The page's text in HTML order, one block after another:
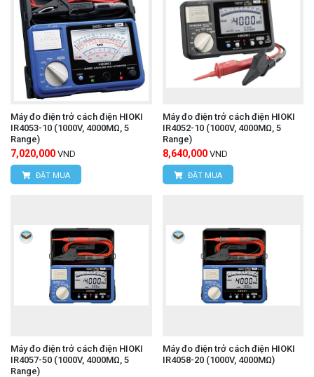
Máy đo điện trở cách điện HIOKI
IR4053-10 (1000V, 4000MΩ, 5
Range)
7,020,000 VND
ĐẶT MUA
Máy đo điện trở cách điện HIOKI
IR4052-10 (1000V, 4000MΩ, 5
Range)
8,640,000 VND
ĐẶT MUA
Máy đo điện trở cách điện HIOKI
IR4057-50 (1000V, 4000MΩ, 5
Range)
Máy đo điện trở cách điện HIOKI
IR4058-20 (1000V, 4000MΩ)